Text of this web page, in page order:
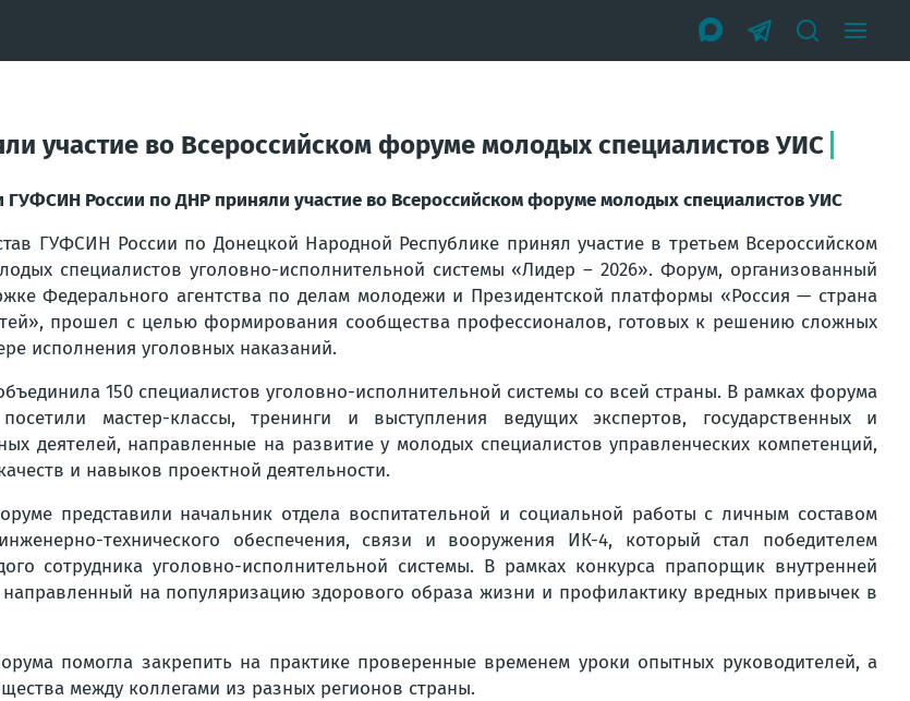
участие во Всероссийском форуме молодых специалистов УИС
ГУФСИН России по ДНР приняли участие во Всероссийском форуме молодых специалистов УИС
ГУФСИН России по Донецкой Народной Республике принял участие в третьем Всероссийском
специалистов уголовно-исполнительной системы «Лидер – 2026». Форум, организованный
Федерального агентства по делам молодежи и Президентской платформы «Россия — страна
прошел с целью формирования сообщества профессионалов, готовых к решению сложных
исполнения уголовных наказаний.
150 специалистов уголовно-исполнительной системы со всей страны. В рамках форума
посетили мастер-классы, тренинги и выступления ведущих экспертов, государственных и
деятелей, направленные на развитие у молодых специалистов управленческих компетенций,
и навыков проектной деятельности.
представили начальник отдела воспитательной и социальной работы с личным составом
технического обеспечения, связи и вооружения ИК-4, который стал победителем
сотрудника уголовно-исполнительной системы. В рамках конкурса прапорщик внутренней
на популяризацию здорового образа жизни и профилактику вредных привычек в
помогла закрепить на практике проверенные временем уроки опытных руководителей, а
между коллегами из разных регионов страны.